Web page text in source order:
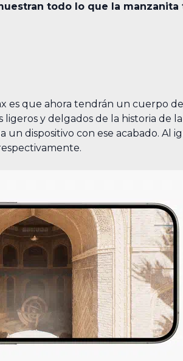
todo lo que la
es que ahora tendrán un cuerpo
y delgados de la historia de
dispositivo con ese acabado. Al